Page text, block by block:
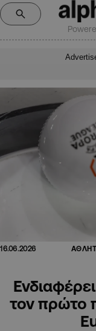
16.06.2026
τον πρώτο